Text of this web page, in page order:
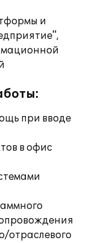
и
при вводе
в офис
отраслевого